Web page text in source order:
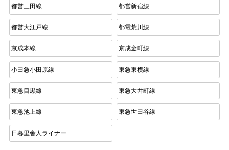
都営三田線 都営新宿線
都営大江戸線 都電荒川線
京成本線 京成金町線
小田急小田原線 東急東横線
東急目黒線 東急大井町線
東急池上線 東急世田谷線
日暮里舎人ライナー